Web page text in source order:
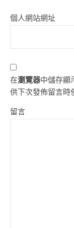
個人網站網址
在瀏覽器中儲存顯
供下次發佈留言時
留言